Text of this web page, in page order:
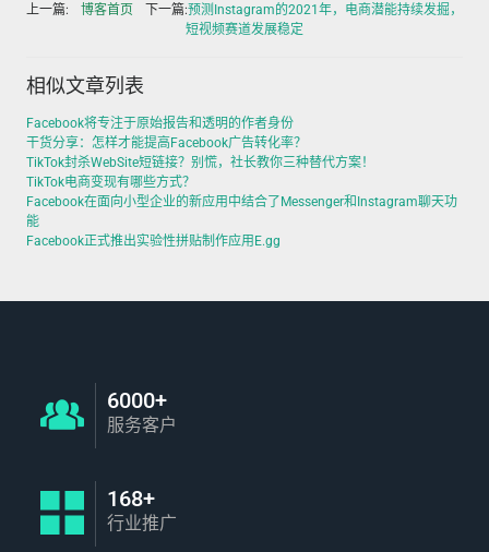
上一篇: 博客首页 下一篇:预测Instagram的2021年，电商潜能持续发掘，
短视频赛道发展稳定
相似文章列表
Facebook将专注于原始报告和透明的作者身份
干货分享：怎样才能提高Facebook广告转化率？
TikTok封杀WebSite短链接？别慌，社长教你三种替代方案！
TikTok电商变现有哪些方式？
Facebook在面向小型企业的新应用中结合了Messenger和Instagram聊天功
能
Facebook正式推出实验性拼贴制作应用E.gg
6000+
服务客户
168+
行业推广